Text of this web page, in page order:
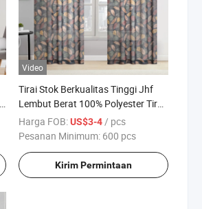
Video
Tirai Stok Berkualitas Tinggi Jhf
Lembut Berat 100% Polyester Tirai
Jendela untuk Ruang Tamu
Cetakan Digital Mewah Daun Tirai
Harga FOB:US$3-4/ pcs
Pesanan Minimum: 600 pcs
Kirim Permintaan